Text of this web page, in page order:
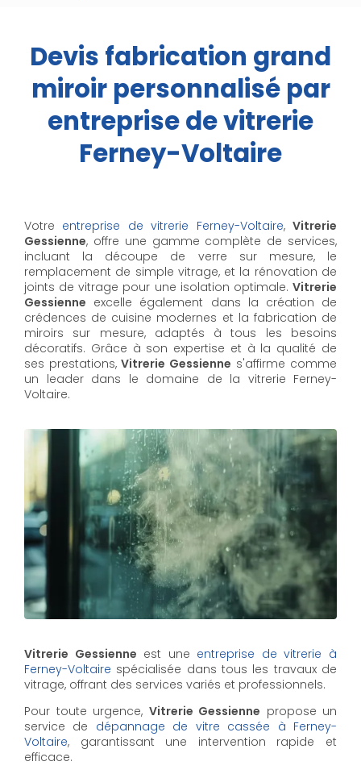
Devis fabrication grand
miroir personnalisé par
entreprise de vitrerie
Ferney-Voltaire
Votre entreprise de vitrerie Ferney-Voltaire,Vitrerie
Gessienne, offre une gamme complète de services,
incluant la découpe de verre sur mesure, le
remplacement de simple vitrage, et la rénovation de
joints de vitrage pour une isolation optimale. Vitrerie
Gessienne excelle également dans la création de
crédences de cuisine modernes et la fabrication de
miroirs sur mesure, adaptés à tous les besoins
décoratifs. Grâce à son expertise et à la qualité de
ses prestations, Vitrerie Gessienne s'affirme comme
un leader dans le domaine de la vitrerie Ferney-
Voltaire.
Vitrerie Gessienne est une entreprise de vitrerie à
Ferney-Voltaire spécialisée dans tous les travaux de
vitrage, offrant des services variés et professionnels.
Pour toute urgence, Vitrerie Gessienne propose un
service de dépannage de vitre cassée à Ferney-
Voltaire, garantissant une intervention rapide et
efficace.